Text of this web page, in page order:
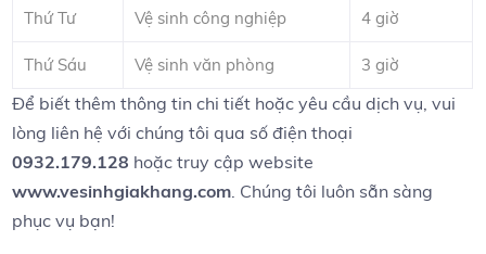
Thứ Tư Vệ ‌sinh⁤ công‍ nghiệp 4 ⁣giờ
Thứ Sáu Vệ sinh văn phòng 3 giờ
Để ⁣biết thêm thông ‍tin chi ​tiết‍ hoặc yêu cầu​ dịch⁣ vụ, vui‍
lòng liên hệ với chúng tôi qua số điện thoại
0932.179.128 ​hoặc truy cập ​website
www.vesinhgiakhang.com. Chúng⁢ tôi luôn ​sẵn sàng⁢
phục vụ bạn!